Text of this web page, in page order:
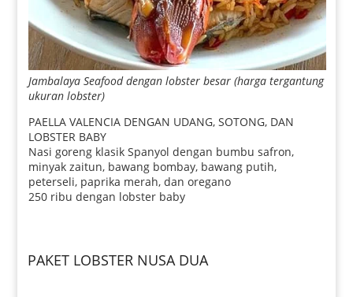
Jambalaya Seafood dengan lobster besar (harga tergantung
ukuran lobster)
PAELLA VALENCIA DENGAN UDANG, SOTONG, DAN
LOBSTER BABY
Nasi goreng klasik Spanyol dengan bumbu safron,
minyak zaitun, bawang bombay, bawang putih,
peterseli, paprika merah, dan oregano
250 ribu dengan lobster baby
PAKET LOBSTER NUSA DUA